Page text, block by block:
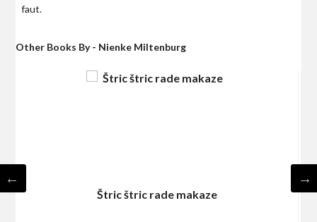
faut.
Other Books By - Nienke Miltenburg
Štric štric rade makaze